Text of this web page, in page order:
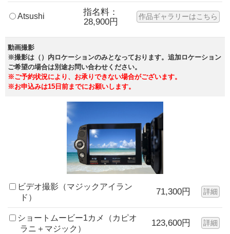
Atsushi
指名料：
28,900円
作品ギャラリーはこちら
動画撮影
※撮影は（）内ロケーションのみとなっております。追加ロケーション
ご希望の場合は別途お問い合わせください。
※ご予約状況により、お承りできない場合がございます。
※お申込みは15日前までにお願いします。
ビデオ撮影（マジックアイラン
ド）
71,300円 詳細
ショートムービー1カメ（カピオ
ラニ＋マジック）
123,600円 詳細